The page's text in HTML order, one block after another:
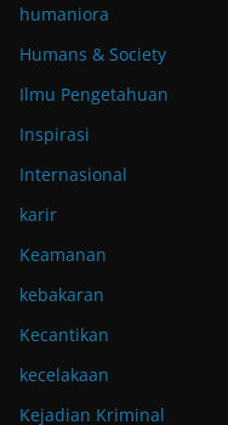
humaniora
Humans & Society
Ilmu Pengetahuan
Inspirasi
Internasional
karir
Keamanan
kebakaran
Kecantikan
kecelakaan
Kejadian Kriminal